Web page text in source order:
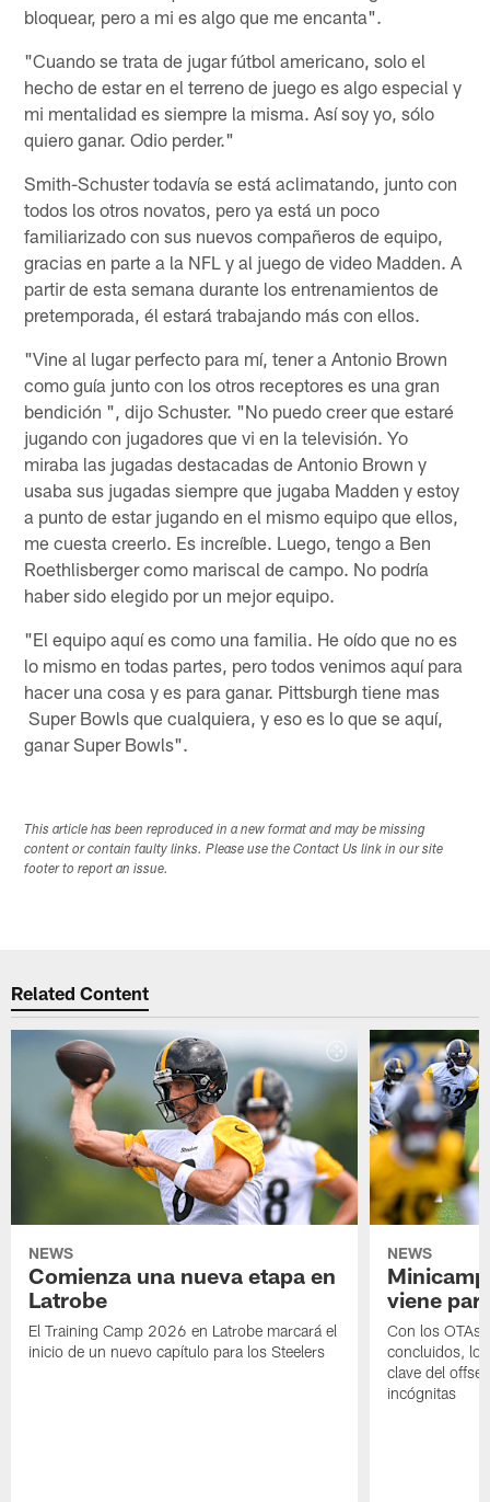
bloquear, pero a mi es algo que me encanta".
"Cuando se trata de jugar fútbol americano, solo el
hecho de estar en el terreno de juego es algo especial y
mi mentalidad es siempre la misma. Así soy yo, sólo
quiero ganar. Odio perder."
Smith-Schuster todavía se está aclimatando, junto con
todos los otros novatos, pero ya está un poco
familiarizado con sus nuevos compañeros de equipo,
gracias en parte a la NFL y al juego de video Madden. A
partir de esta semana durante los entrenamientos de
pretemporada, él estará trabajando más con ellos.
"Vine al lugar perfecto para mí, tener a Antonio Brown
como guía junto con los otros receptores es una gran
bendición ", dijo Schuster. "No puedo creer que estaré
jugando con jugadores que vi en la televisión. Yo
miraba las jugadas destacadas de Antonio Brown y
usaba sus jugadas siempre que jugaba Madden y estoy
a punto de estar jugando en el mismo equipo que ellos,
me cuesta creerlo. Es increíble. Luego, tengo a Ben
Roethlisberger como mariscal de campo. No podría
haber sido elegido por un mejor equipo.
"El equipo aquí es como una familia. He oído que no es
lo mismo en todas partes, pero todos venimos aquí para
hacer una cosa y es para ganar. Pittsburgh tiene mas
Super Bowls que cualquiera, y eso es lo que se aquí,
ganar Super Bowls".
This article has been reproduced in a new format and may be missing
content or contain faulty links. Please use the Contact Us link in our site
footer to report an issue.
Related Content
NEWS
Comienza una nueva etapa en
Latrobe
El Training Camp 2026 en Latrobe marcará el
inicio de un nuevo capítulo para los Steelers
NEWS
viene
Con los OTAs
concluidos,
clave del
incógnitas